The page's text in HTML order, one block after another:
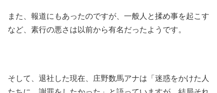
また、報道にもあったのですが、一般人と揉め事を起こす
など、素行の悪さは以前から有名だったようです。
そして、退社した現在、庄野数馬アナは「迷惑をかけた人